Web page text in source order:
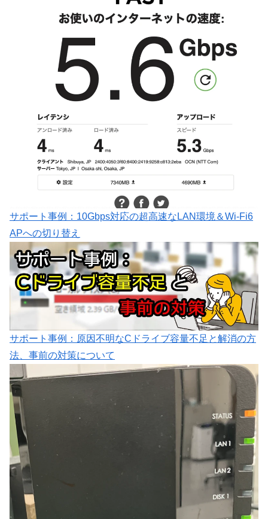
サポート事例：10Gbps対応の超高速なLAN環境＆Wi-Fi6
APへの切り替え
サポート事例：原因不明なCドライブ容量不足と解消の方
法、事前の対策について